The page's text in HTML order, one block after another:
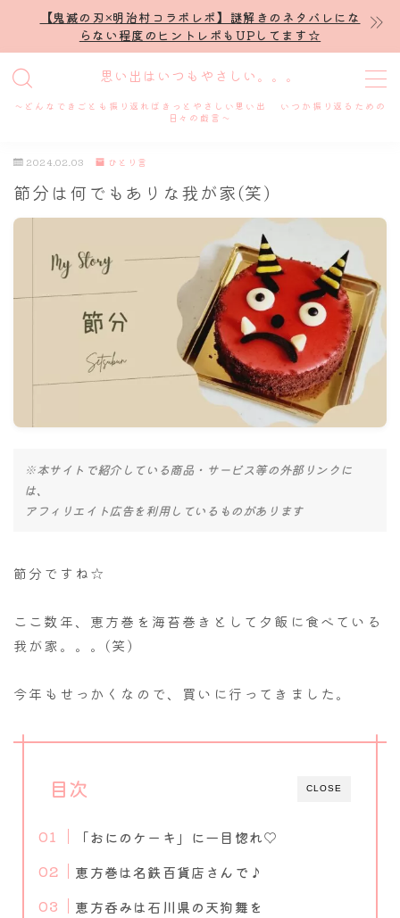
【鬼滅の刃×明治村コラボレポ】謎解きのネタバレにな
らない程度のヒントレポもUPしてます☆
思い出はいつもやさしい。。。
～どんなできごとも振り返ればきっとやさしい思い出 いつか振り返るための
日々の戯言～
MENU
プロフィール
謎解き
ホテル滞在記
舞台・ライブ
2024.02.03 ひとり言
節分は何でもありな我が家(笑)
※本サイトで紹介している商品・サービス等の外部リンクに
は、
アフィリエイト広告を利用しているものがあります
節分ですね☆
ここ数年、恵方巻を海苔巻きとして夕飯に食べている
我が家。。。(笑)
今年もせっかくなので、買いに行ってきました。
CLOSE
目次
「おにのケーキ」に一目惚れ♡
恵方巻は名鉄百貨店さんで♪
恵方呑みは石川県の天狗舞を